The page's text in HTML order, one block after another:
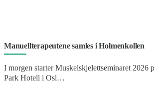
Manuellterapeutene samles i Holmenkollen
I morgen starter Muskelskjelettseminaret 2026
Park Hotell i Osl…